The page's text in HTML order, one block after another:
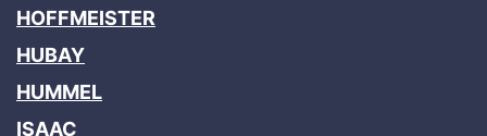
HOFFMEISTER
HUBAY
HUMMEL
ISAAC